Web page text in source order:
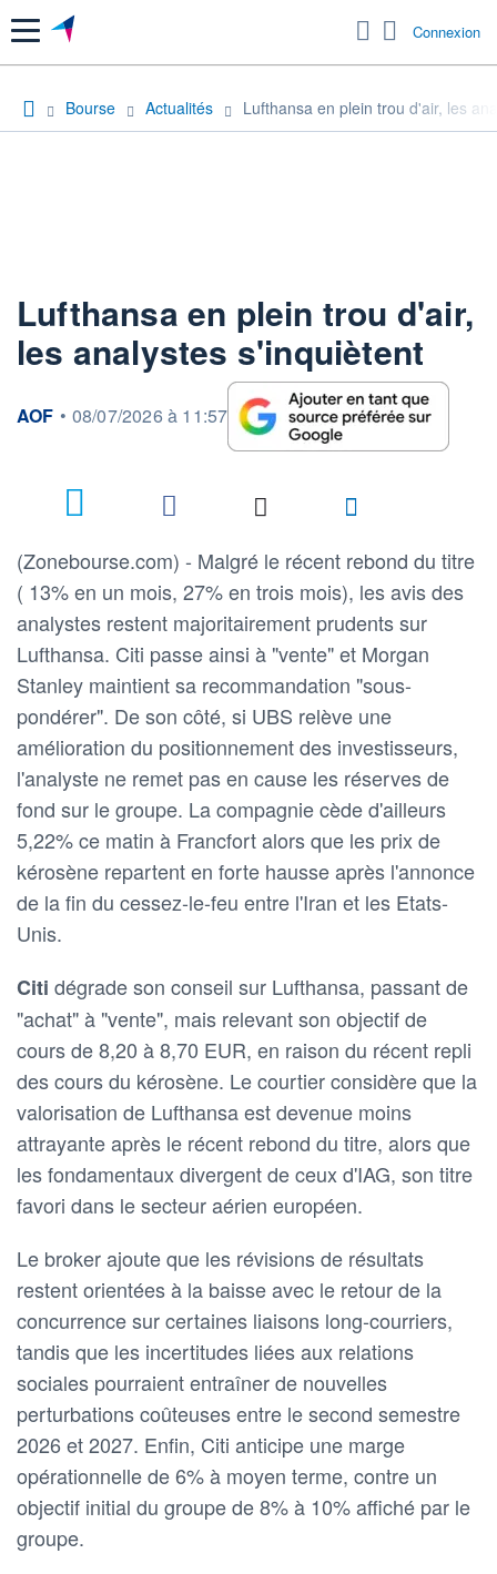
Menu Connexion
Bourse Actualités Lufthansa en plein trou d'air, les
Lufthansa en plein trou d'air,
les analystes s'inquiètent
information fournie par
AOF • 08/07/2026 à 11:57
(Zonebourse.com) - Malgré le récent rebond du titre
( 13% en un mois, 27% en trois mois), les avis des
analystes restent majoritairement prudents sur
Lufthansa. Citi passe ainsi à "vente" et Morgan
Stanley maintient sa recommandation "sous-
pondérer". De son côté, si UBS relève une
amélioration du positionnement des investisseurs,
l'analyste ne remet pas en cause les réserves de
fond sur le groupe. La compagnie cède d'ailleurs
5,22% ce matin à Francfort alors que les prix de
kérosène repartent en forte hausse après l'annonce
de la fin du cessez-le-feu entre l'Iran et les Etats-
Unis.
Citi dégrade son conseil sur Lufthansa, passant de
"achat" à "vente", mais relevant son objectif de
cours de 8,20 à 8,70 EUR, en raison du récent repli
des cours du kérosène. Le courtier considère que la
valorisation de Lufthansa est devenue moins
attrayante après le récent rebond du titre, alors que
les fondamentaux divergent de ceux d'IAG, son titre
favori dans le secteur aérien européen.
Le broker ajoute que les révisions de résultats
restent orientées à la baisse avec le retour de la
concurrence sur certaines liaisons long-courriers,
tandis que les incertitudes liées aux relations
sociales pourraient entraîner de nouvelles
perturbations coûteuses entre le second semestre
2026 et 2027. Enfin, Citi anticipe une marge
opérationnelle de 6% à moyen terme, contre un
objectif initial du groupe de 8% à 10% affiché par le
groupe.